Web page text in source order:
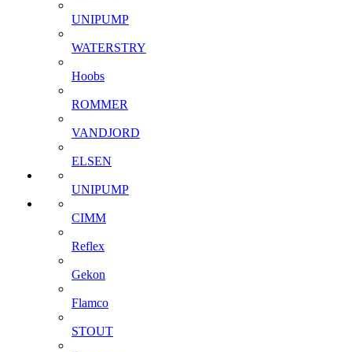
UNIPUMP
WATERSTRY
Hoobs
ROMMER
VANDJORD
ELSEN
UNIPUMP
CIMM
Reflex
Gekon
Flamco
STOUT